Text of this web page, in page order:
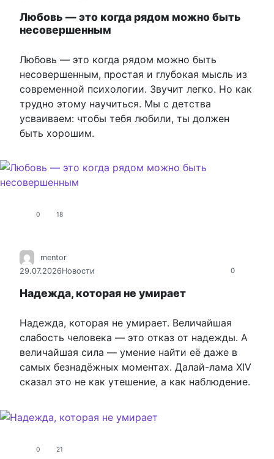
Любовь — это когда рядом можно быть
несовершенным
Любовь — это когда рядом можно быть
несовершенным, простая и глубокая мысль из
современной психологии. Звучит легко. Но как
трудно этому научиться. Мы с детства
усваиваем: чтобы тебя любили, ты должен
быть хорошим.
0 18
0
mentor
29.07.2026Новости
Надежда, которая не умирает
Надежда, которая не умирает. Величайшая
слабость человека — это отказ от надежды. А
величайшая сила — умение найти её даже в
самых безнадёжных моментах. Далай-лама XIV
сказал это не как утешение, а как наблюдение.
0 21